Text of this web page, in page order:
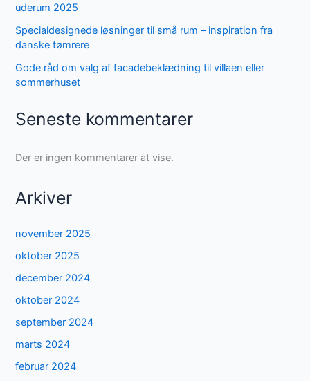
uderum 2025
Specialdesignede løsninger til små rum – inspiration fra
danske tømrere
Gode råd om valg af facadebeklædning til villaen eller
sommerhuset
Seneste kommentarer
Der er ingen kommentarer at vise.
Arkiver
november 2025
oktober 2025
december 2024
oktober 2024
september 2024
marts 2024
februar 2024